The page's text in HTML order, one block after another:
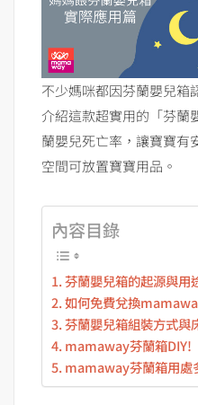
不少媽咪都因芬蘭嬰兒箱
介紹這款超實用的「芬蘭
蘭嬰兒死亡率，讓寶寶有
空間可放置寶寶用品。
內容目錄
芬蘭嬰兒箱的起源與用
如何免費兌換
芬蘭嬰兒箱組裝方式與
mamaway芬蘭箱DIY!
mamaway芬蘭箱用處